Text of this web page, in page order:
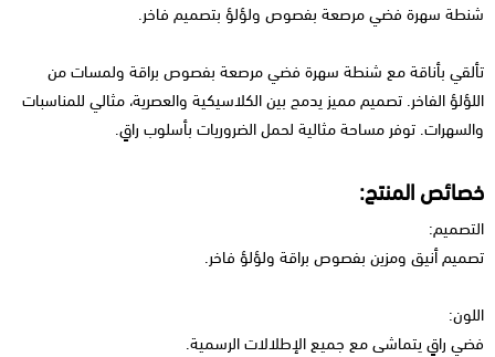
شنطة سهرة فضي مرصعة بفصوص ولؤلؤ بتصميم فاخر.
تألقي بأناقة مع شنطة سهرة فضي مرصعة بفصوص براقة ولمسات من
اللؤلؤ الفاخر. تصميم مميز يدمج بين الكلاسيكية والعصرية، مثالي للمناسبات
والسهرات. توفر مساحة مثالية لحمل الضروريات بأسلوب راقٍ.
خصائص المنتج:
التصميم:
تصميم أنيق ومزين بفصوص براقة ولؤلؤ فاخر.
اللون:
فضي راقٍ يتماشى مع جميع الإطلالات الرسمية.